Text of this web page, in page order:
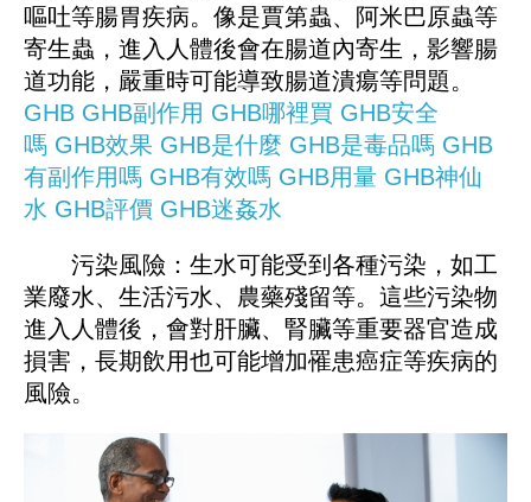
嘔吐等腸胃疾病。像是賈第蟲、阿米巴原蟲等
寄生蟲，進入人體後會在腸道內寄生，影響腸
道功能，嚴重時可能導致腸道潰瘍等問題。
GHB GHB副作用 GHB哪裡買 GHB安全
嗎 GHB效果 GHB是什麼 GHB是毒品嗎 GHB
有副作用嗎 GHB有效嗎 GHB用量 GHB神仙
水 GHB評價 GHB迷姦水
污染風險：生水可能受到各種污染，如工
業廢水、生活污水、農藥殘留等。這些污染物
進入人體後，會對肝臟、腎臟等重要器官造成
損害，長期飲用也可能增加罹患癌症等疾病的
風險。